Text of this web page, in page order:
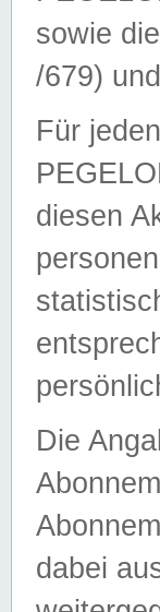
sowie
/679)
Für
diesen
Die
dabei